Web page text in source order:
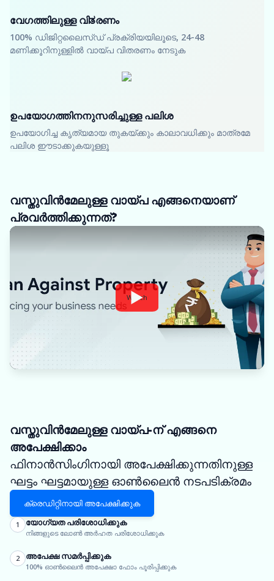
വേഗത്തിലുള്ള വിತരണം
100% ഡിജിറ്റലൈസ്ഡ് പ്രക്രിയയിലൂടെ, 24-48
മണിക്കൂറിനുള്ളിൽ വായ്പ വിതരണം നേടുക
ഉപയോഗത്തിനനുസരിച്ചുള്ള പലിശ
ഉപയോഗിച്ച കൃത്യമായ തുകയ്ക്കും കാലാവധിക്കും മാത്രമേ
പലിശ ഈടാക്കുകയുള്ളൂ
വസ്തുവിൻമേലുള്ള വായ്പ എങ്ങനെയാണ്
പ്രവർത്തിക്കുന്നത്?
Watch
വസ്തുവിൻമേലുള്ള വായ്പ-ന് എങ്ങനെ
അപേക്ഷിക്കാം
ഫിനാൻസിംഗിനായി അപേക്ഷിക്കുന്നതിനുള്ള
ഘട്ടം ഘട്ടമായുള്ള ഓൺലൈൻ നടപടിക്രമം
ക്രെഡിറ്റിനായി അപേക്ഷിക്കുക
1 യോഗ്യത പരിശോധിക്കുക
നിങ്ങളുടെ ലോൺ അർഹത പരിശോധിക്കുക
2 അപേക്ഷ സമർപ്പിക്കുക
100% ഓൺലൈൻ അപേക്ഷാ ഫോം പൂരിപ്പിക്കുക